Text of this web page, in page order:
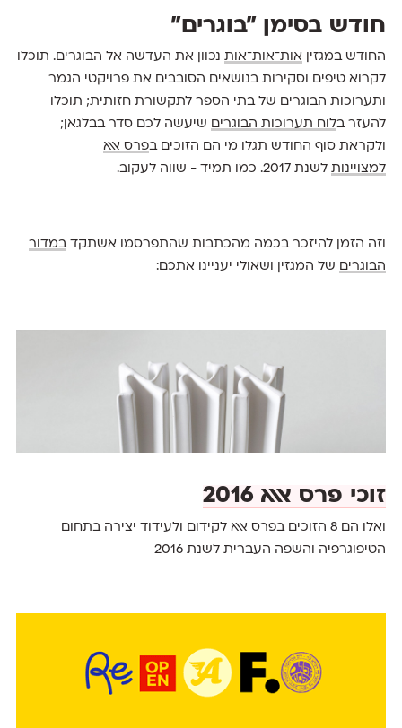
חודש בסימן "בוגרים"
החודש במגזין אות־אות־אותנכוון את העדשה אל הבוגרים. תוכלו
לקרוא טיפים וסקירות בנושאים הסובבים את פרויקטי הגמר
ותערוכות הבוגרים של בתי הספר לתקשורת חזותית; תוכלו
להעזר בלוח תערוכות הבוגרים שיעשה לכם סדר בבלגאן;
ולקראת סוף החודש תגלו מי הם הזוכים בפרס אאא
למצויינותלשנת 2017. כמו תמיד - שווה לעקוב.
וזה הזמן להיזכר בכמה מהכתבות שהתפרסמו אשתקדבמדור
הבוגרים של המגזין ושאולי יעניינו אתכם:
זוכי פרס אאא 2016
ואלו הם 8 הזוכים בפרס אאא לקידום ולעידוד יצירה בתחום
הטיפוגרפיה והשפה העברית לשנת 2016